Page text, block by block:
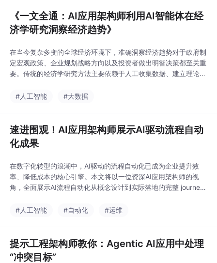
《一文全通：AI应用架构师利用AI智能体在经
济学研究洞察经济趋势》
在当今复杂多变的全球经济环境下，准确洞察经济趋势对于政府制
定宏观政策、企业规划战略方向以及投资者做出明智决策都至关重
要。传统的经济学研究方法主要依赖于人工收集数据、建立理论模
杂性的不断提高，这些方法逐渐面临挑战。AI技术的崛起为经济学
#人工智能 #大数据
速进围观！AI应用架构师展示AI驱动流程自动
化成果
在数字化转型的浪潮中，AI驱动的流程自动化已成为企业提升效
率、降低成本的核心引擎。本文将以一位资深AI应用架构师的视
角，全面展示AI流程自动化从概念设计到实际落地的完整 journe
三个不同行业（金融、医疗、制造）的端到端解决方案，分享架构
#人工智能 #自动化 #运维
提示工程架构师教你：Agentic AI应用中处理
“冲突目标”